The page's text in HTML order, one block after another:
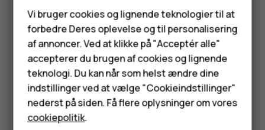
Smartphones
Feature-telefoner
Tilbehør
HMD Terra M
Tablets
underlagt yderligere vilkår, betingelser og gebyrer.
Alle specifikationer, funktioner og andre
produktoplysninger kan ændres uden varsel.
HMD Globals politik om beskyttelse af personlige
oplysninger, som er tilgængelig på
http://www.hmd.com/privacy]
http://www.hmd.com/privacy
), gælder for din brug af
Vi bruger cookies og lignende teknologier til at
forbedre Deres oplevelse og til personalisering
af annoncer. Ved at klikke på "Acceptér alle"
accepterer du brugen af cookies og lignende
teknologi. Du kan når som helst ændre dine
indstillinger ved at vælge "Cookieindstillinger"
nederst på siden. Få flere oplysninger om vores
cookiepolitik.